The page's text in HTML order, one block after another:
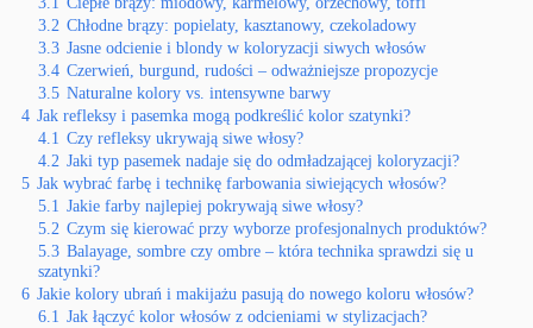
3.2 Chłodne brązy: popielaty, kasztanowy, czekoladowy
3.3 Jasne odcienie i blondy w koloryzacji siwych włosów
3.4 Czerwień, burgund, rudości – odważniejsze propozycje
3.5 Naturalne kolory vs. intensywne barwy
4 Jak refleksy i pasemka mogą podkreślić kolor szatynki?
4.1 Czy refleksy ukrywają siwe włosy?
4.2 Jaki typ pasemek nadaje się do odmładzającej koloryzacji?
5 Jak wybrać farbę i technikę farbowania siwiejących włosów?
5.1 Jakie farby najlepiej pokrywają siwe włosy?
5.2 Czym się kierować przy wyborze profesjonalnych produktów?
5.3 Balayage, sombre czy ombre – która technika sprawdzi się u
szatynki?
6 Jakie kolory ubrań i makijażu pasują do nowego koloru włosów?
6.1 Jak łączyć kolor włosów z odcieniami w stylizacjach?